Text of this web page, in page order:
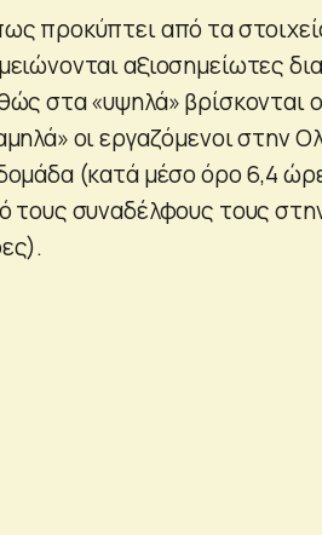
προκύπτει από τα
αξιοσημείωτες
στα «υψηλά» βρίσκονται
οι εργαζόμενοι στην
(κατά μέσο όρο 6,4
τους συναδέλφους τους